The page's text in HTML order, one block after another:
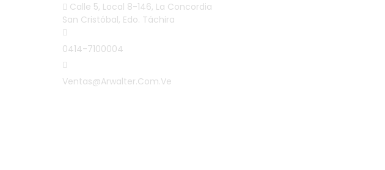
Calle 5, Local 8-146, La Concordia
San Cristóbal, Edo. Táchira
0414-7100004
Ventas@arwalter.com.ve